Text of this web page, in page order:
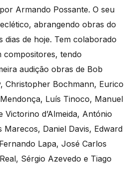
Armando Possante. O seu
abrangendo obras do
dias de hoje. Tem colaborado
compositores, tendo
audição obras de Bob
Christopher Bochmann, Eurico
Luís Tinoco, Manuel
Victorino d’Almeida, António
Marecos, Daniel Davis, Edward
Lapa, José Carlos
Sérgio Azevedo e Tiago